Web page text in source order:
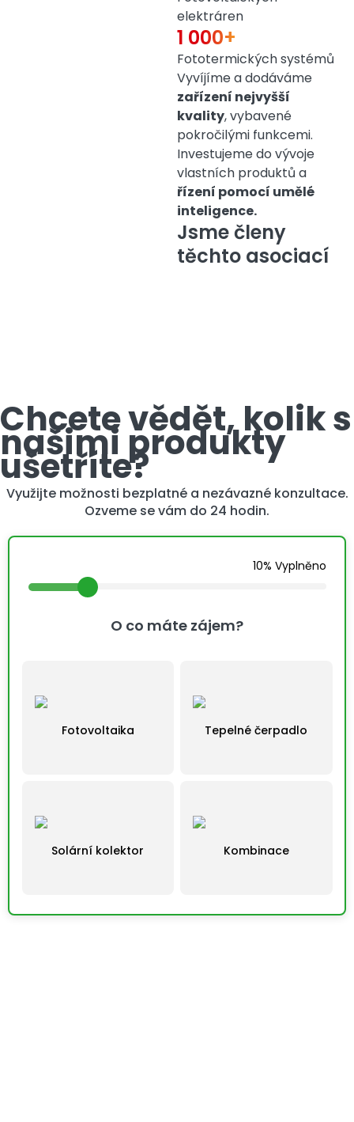
elektráren
1 000+
Fototermických systémů
Vyvíjíme a dodáváme
zařízení nejvyšší
kvality, vybavené
pokročilými funkcemi.
Investujeme do vývoje
vlastních produktů a
řízení pomocí umělé
inteligence.
Jsme členy
těchto asociací
Chcete vědět, kolik s
našimi produkty
ušetříte?
Využijte možnosti bezplatné a nezávazné konzultace.
Ozveme se vám do 24 hodin.
10% Vyplněno
O co máte zájem?
Fotovoltaika Tepelné čerpadlo
Solární kolektor Kombinace